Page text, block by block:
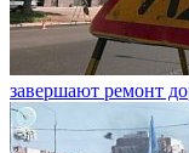
завершают ремонт